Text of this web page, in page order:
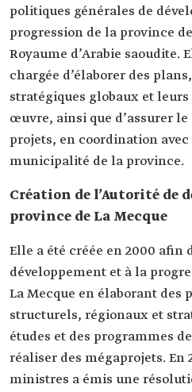
politiques générales de
progression de la province
Royaume d’Arabie saoudite.
chargée d’élaborer des
stratégiques globaux et
œuvre, ainsi que d’assurer
projets, en coordination
municipalité de la province.
Création de l’Autorité de
province de La Mecque
Elle a été créée en 2000 afin
développement et à la
La Mecque en élaborant des
structurels, régionaux et
études et des programmes
réaliser des mégaprojets. En
ministres a émis une